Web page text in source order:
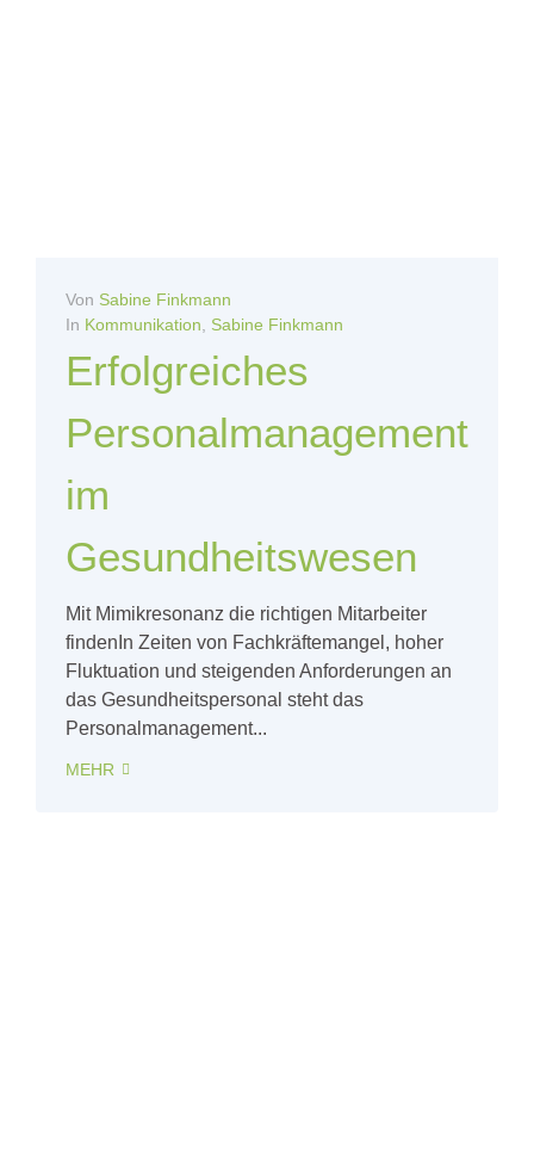
Von Sabine Finkmann
In Kommunikation, Sabine Finkmann
Erfolgreiches
Personalmanagement
im
Gesundheitswesen
Mit Mimikresonanz die richtigen Mitarbeiter
findenIn Zeiten von Fachkräftemangel, hoher
Fluktuation und steigenden Anforderungen an
das Gesundheitspersonal steht das
Personalmanagement...
MEHR